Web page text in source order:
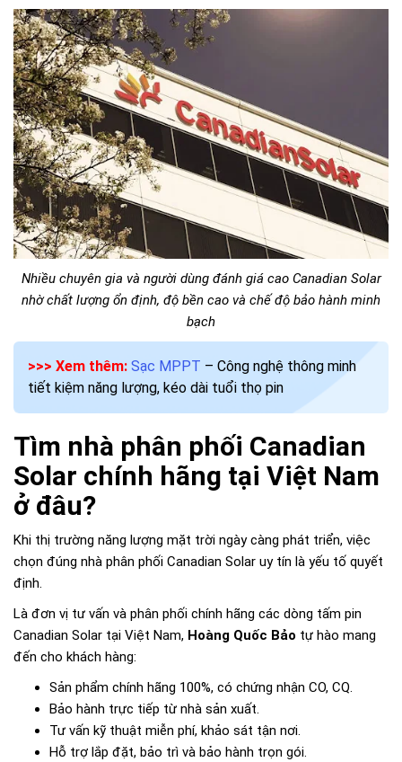
Nhiều chuyên gia và người dùng đánh giá cao Canadian Solar
nhờ chất lượng ổn định, độ bền cao và chế độ bảo hành minh
bạch
>>> Xem thêm: Sạc MPPT – Công nghệ thông minh
tiết kiệm năng lượng, kéo dài tuổi thọ pin
Tìm nhà phân phối Canadian
Solar chính hãng tại Việt Nam
ở đâu?
Khi thị trường năng lượng mặt trời ngày càng phát triển, việc
chọn đúng nhà phân phối Canadian Solar uy tín là yếu tố quyết
định.
Là đơn vị tư vấn và phân phối chính hãng các dòng tấm pin
Canadian Solar tại Việt Nam, Hoàng Quốc Bảo tự hào mang
đến cho khách hàng:
Sản phẩm chính hãng 100%, có chứng nhận CO, CQ.
Bảo hành trực tiếp từ nhà sản xuất.
Tư vấn kỹ thuật miễn phí, khảo sát tận nơi.
Hỗ trợ lắp đặt, bảo trì và bảo hành trọn gói.